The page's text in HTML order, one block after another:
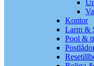
Kontor
Larm &
Pool &